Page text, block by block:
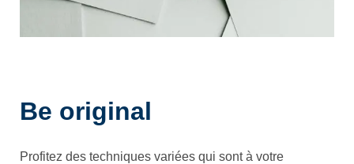
Be original
Profitez des techniques variées qui sont à votre